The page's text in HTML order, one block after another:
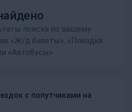
поиска по вашему
«Ж/д билеты», «Поездка
«Автобусы»
с попутчиками на